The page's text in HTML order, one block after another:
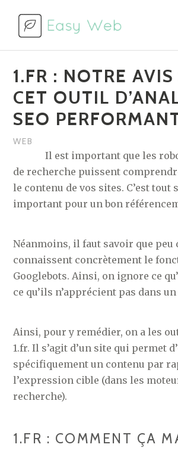
contenu
1.FR : NOTRE AVIS
CET OUTIL
SEO
WEB
Il est important que les
de recherche puissent
le contenu de vos sites. C’est
important pour un bon
Néanmoins, il faut savoir que peu
connaissent concrètement le
Googlebots. Ainsi, on ignore ce
ce qu’ils n’apprécient pas dans
Ainsi, pour y remédier, on a les
1.fr. Il s’agit d’un site qui permet
spécifiquement un contenu par
l’expression cible (dans les
recherche).
1.FR : COMMENT ÇA